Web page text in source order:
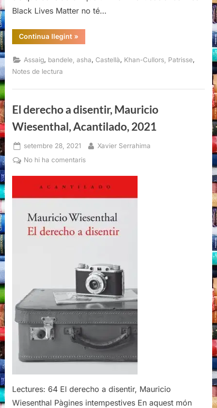
Black Lives Matter no té…
Continua llegint“Cuando
te
terrorista:
Una
Lives
Patrisse
Khan-
asha
Capitan
Swing,
2021”
»
Assaig, bandele, asha, Castellà, Khan-Cullors, Patrisse,
Notes de lectura
El derecho a disentir, Mauricio
Wiesenthal, Acantilado, 2021
Posted
on
setembre 28, 2021 By
Xavier Serrahima
No hi ha comentarisa
Mauricio
Wiesenthal,
Acantilado,
Lectures: 64 El derecho a disentir, Mauricio
Wiesenthal Pàgines intempestives En aquest món